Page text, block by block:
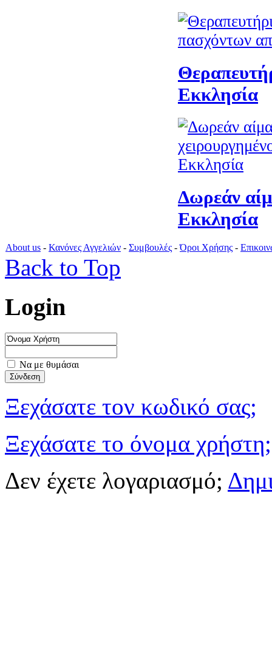
Εκκλησία
Δωρεάν
Εκκλησία
About us - Κανόνες Αγγελιών - Συμβουλές -Όροι Χρήσης -
Back to Top
Login
Να με θυμάσαι
Ξεχάσατε τον κωδικό σας;
Ξεχάσατε το όνομα χρήστη;
Δεν έχετε λογαριασμό;